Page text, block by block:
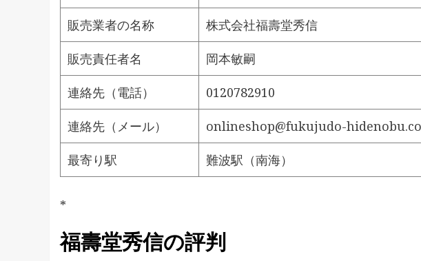
販売業者の名称 株式会社福壽堂秀信
販売責任者名 岡本敏嗣
連絡先（電話） 0120782910
連絡先（メール） onlineshop@fukujudo-
最寄り駅 難波駅（南海）
*
福壽堂秀信の評判